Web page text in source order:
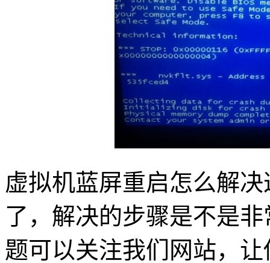
虚拟机蓝屏重启怎么解
了，解决的步骤是不是
题可以关注我们网站，